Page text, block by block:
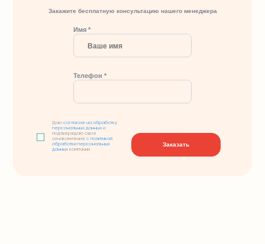
Закажите бесплатную консультацию нашего менеджера
Имя *
Телефон *
Даюсогласие на обработку
персональных данных и
подтверждаю свое
ознакомление сполитикой
обработки персональных
данных компании
Заказать